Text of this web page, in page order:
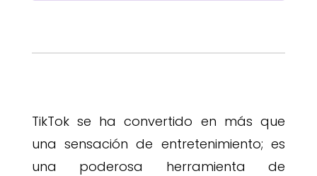
TikTok se ha convertido en más que
una sensación de entretenimiento; es
una poderosa herramienta de